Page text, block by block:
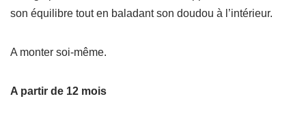
son équilibre tout en baladant son doudou à l’intérieur.
A monter soi-même.
A partir de 12 mois